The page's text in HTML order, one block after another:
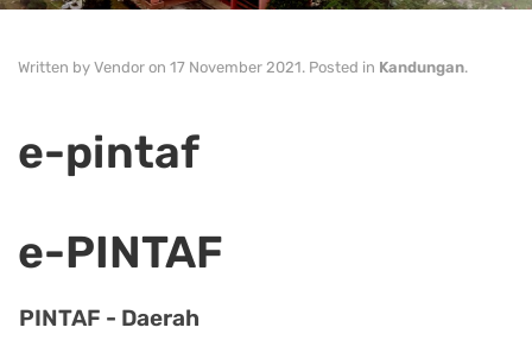
Written by Vendor on 17 November 2021. Posted in Kandungan.
e-pintaf
e-PINTAF
PINTAF - Daerah